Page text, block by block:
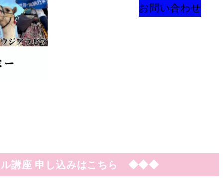
お問い合わせ
ル講座 申し込みはこちら ◆◆◆